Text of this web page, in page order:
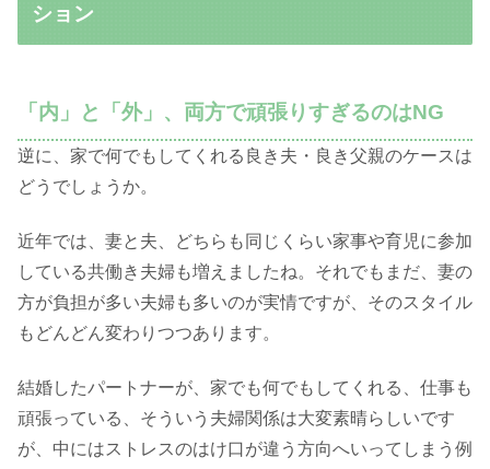
ション
「内」と「外」、両方で頑張りすぎるのはNG
逆に、家で何でもしてくれる良き夫・良き父親のケースは
どうでしょうか。
近年では、妻と夫、どちらも同じくらい家事や育児に参加
している共働き夫婦も増えましたね。それでもまだ、妻の
方が負担が多い夫婦も多いのが実情ですが、そのスタイル
もどんどん変わりつつあります。
結婚したパートナーが、家でも何でもしてくれる、仕事も
頑張っている、そういう夫婦関係は大変素晴らしいです
が、中にはストレスのはけ口が違う方向へいってしまう例